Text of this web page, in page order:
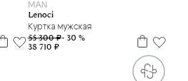
MAN
Lenoci
Куртка мужская
55 300 ₽- 30 %
38 710 ₽